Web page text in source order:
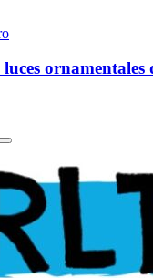
luces
Search